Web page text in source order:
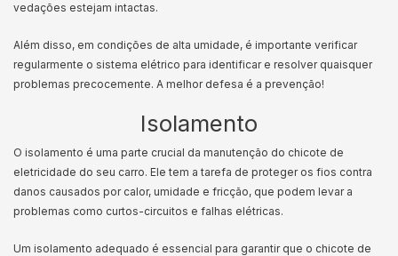
vedações estejam intactas.
Além disso, em condições de alta umidade, é importante verificar
regularmente o sistema elétrico para identificar e resolver quaisquer
problemas precocemente. A melhor defesa é a prevenção!
Isolamento
O isolamento é uma parte crucial da manutenção do chicote de
eletricidade do seu carro. Ele tem a tarefa de proteger os fios contra
danos causados por calor, umidade e fricção, que podem levar a
problemas como curtos-circuitos e falhas elétricas.
Um isolamento adequado é essencial para garantir que o chicote de